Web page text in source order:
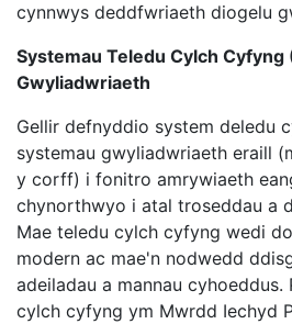
cynnwys deddfwriaeth diogelu
Systemau Teledu Cylch Cyfyng
Gwyliadwriaeth
Gellir defnyddio system deledu
systemau gwyliadwriaeth eraill
y corff) i fonitro amrywiaeth
chynorthwyo i atal troseddau a
Mae teledu cylch cyfyng wedi
modern ac mae'n nodwedd
adeiladau a mannau
cylch cyfyng ym Mwrdd Iechyd